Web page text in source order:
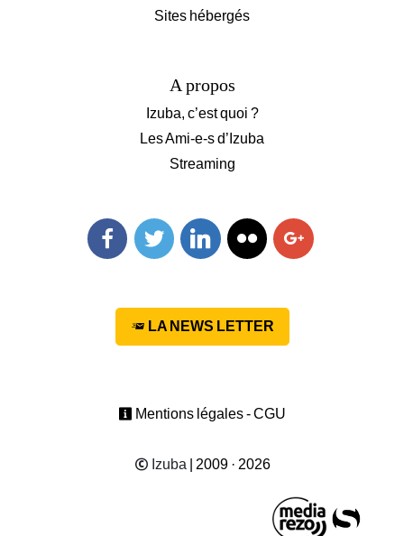
Sites hébergés
A propos
Izuba, c’est quoi ?
Les Ami-e-s d’Izuba
Streaming
LA NEWS LETTER
Mentions légales - CGU
Izuba | 2009 · 2026